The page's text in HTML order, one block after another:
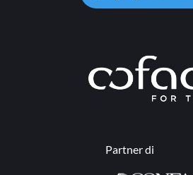
Partner di